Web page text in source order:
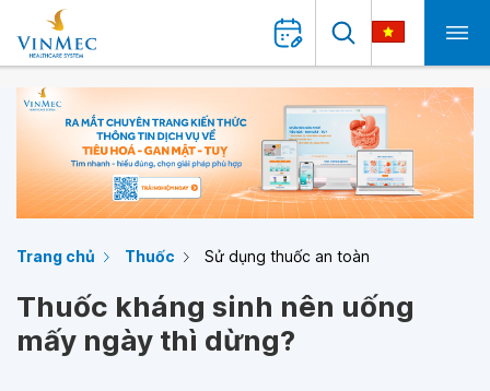
Trang chủ Thuốc Sử dụng thuốc an toàn
Thuốc kháng sinh nên uống
mấy ngày thì dừng?